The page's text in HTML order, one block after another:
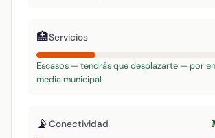
🏥Servicios
Escasos — tendrás que desplazarte — por
media municipal
📡Conectividad